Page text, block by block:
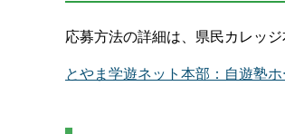
応募方法の詳細は、県民カレッ
とやま学遊ネット本部：自遊塾